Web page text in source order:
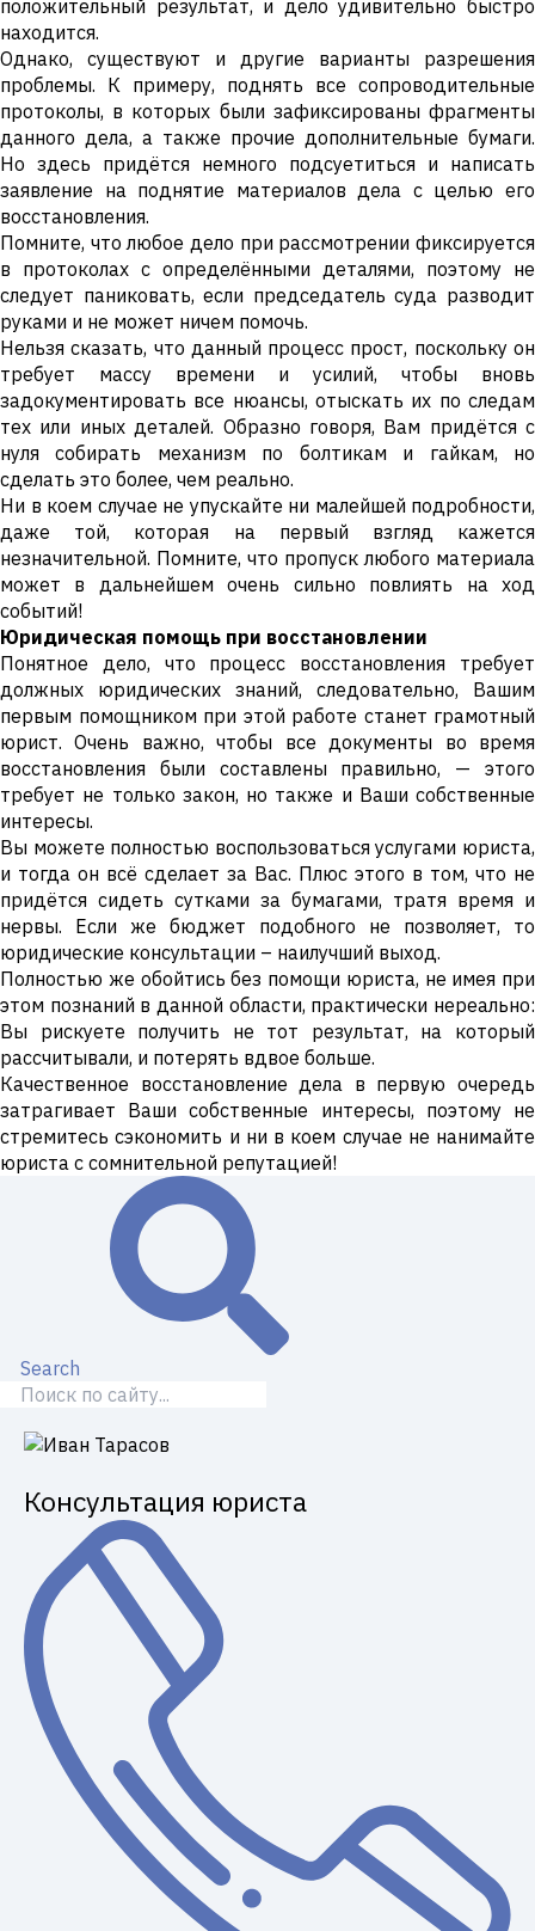
положительный результат, и дело удивительно быстро
находится.
Однако, существуют и другие варианты разрешения
проблемы. К примеру, поднять все сопроводительные
протоколы, в которых были зафиксированы фрагменты
данного дела, а также прочие дополнительные бумаги.
Но здесь придётся немного подсуетиться и написать
заявление на поднятие материалов дела с целью его
восстановления.
Помните, что любое дело при рассмотрении фиксируется
в протоколах с определёнными деталями, поэтому не
следует паниковать, если председатель суда разводит
руками и не может ничем помочь.
Нельзя сказать, что данный процесс прост, поскольку он
требует массу времени и усилий, чтобы вновь
задокументировать все нюансы, отыскать их по следам
тех или иных деталей. Образно говоря, Вам придётся с
нуля собирать механизм по болтикам и гайкам, но
сделать это более, чем реально.
Ни в коем случае не упускайте ни малейшей подробности,
даже той, которая на первый взгляд кажется
незначительной. Помните, что пропуск любого материала
может в дальнейшем очень сильно повлиять на ход
событий!
Юридическая помощь при восстановлении
Понятное дело, что процесс восстановления требует
должных юридических знаний, следовательно, Вашим
первым помощником при этой работе станет грамотный
юрист. Очень важно, чтобы все документы во время
восстановления были составлены правильно, — этого
требует не только закон, но также и Ваши собственные
интересы.
Вы можете полностью воспользоваться услугами юриста,
и тогда он всё сделает за Вас. Плюс этого в том, что не
придётся сидеть сутками за бумагами, тратя время и
нервы. Если же бюджет подобного не позволяет, то
юридические консультации – наилучший выход.
Полностью же обойтись без помощи юриста, не имея при
этом познаний в данной области, практически нереально:
Вы рискуете получить не тот результат, на который
рассчитывали, и потерять вдвое больше.
Качественное восстановление дела в первую очередь
затрагивает Ваши собственные интересы, поэтому не
стремитесь сэкономить и ни в коем случае не нанимайте
юриста с сомнительной репутацией!
Search
Консультация юриста